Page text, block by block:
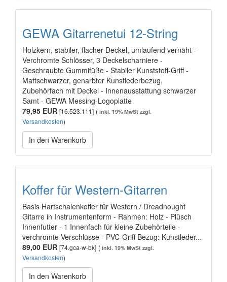
GEWA Gitarrenetui 12-String
Holzkern, stabiler, flacher Deckel, umlaufend vernäht -
Verchromte Schlösser, 3 Deckelscharniere -
Geschraubte Gummifüße - Stabiler Kunststoff-Griff -
Mattschwarzer, genarbter Kunstlederbezug,
Zubehörfach mit Deckel - Innenausstattung schwarzer
Samt - GEWA Messing-Logoplatte
79,95 EUR [16.523.111] ( inkl. 19% MwSt zzgl.
Versandkosten)
In den Warenkorb
Koffer für Western-Gitarren
Basis Hartschalenkoffer für Western / Dreadnought
Gitarre in Instrumentenform - Rahmen: Holz - Plüsch
Innenfutter - 1 Innenfach für kleine Zubehörteile -
verchromte Verschlüsse - PVC-Griff Bezug: Kunstleder...
89,00 EUR [74.gca-w-bk] ( inkl. 19% MwSt zzgl.
Versandkosten)
In den Warenkorb